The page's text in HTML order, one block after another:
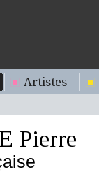
Artistes
Pierre